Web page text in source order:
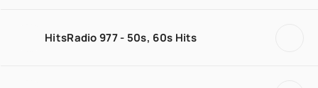
HitsRadio 977 - 50s, 60s Hits